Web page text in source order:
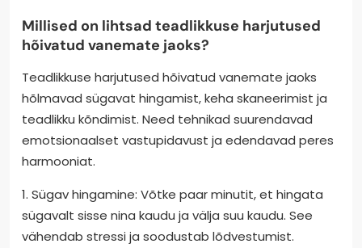
Millised on lihtsad teadlikkuse harjutused
hõivatud vanemate jaoks?
Teadlikkuse harjutused hõivatud vanemate jaoks
hõlmavad sügavat hingamist, keha skaneerimist ja
teadlikku kõndimist. Need tehnikad suurendavad
emotsionaalset vastupidavust ja edendavad peres
harmooniat.
1. Sügav hingamine: Võtke paar minutit, et hingata
sügavalt sisse nina kaudu ja välja suu kaudu. See
vähendab stressi ja soodustab lõdvestumist.